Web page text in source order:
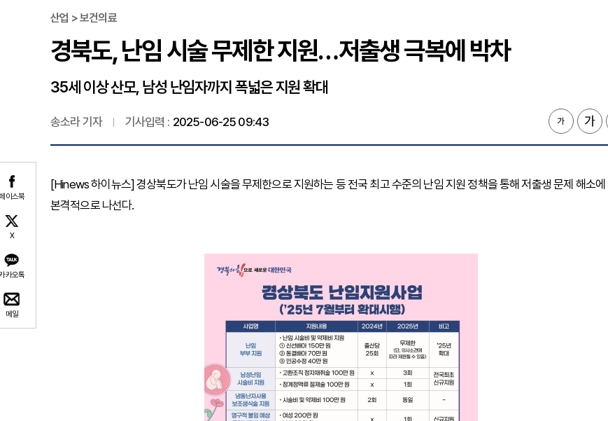
이스북
X
카오톡
메일
산업 > 보건의료
경북도, 난임 시술 무제한 지원…저출생 극복에 박차
35세 이상 산모, 남성 난임자까지 폭넓은 지원 확대
송소라 기자 기사입력 : 2025-06-25 09:43
[Hinews 하이뉴스] 경상북도가 난임 시술을 무제한으로 지원하는 등 전국 최고 수준의 난임 지원 정책을 통해 저출생 문제 해소에
본격적으로 나선다.